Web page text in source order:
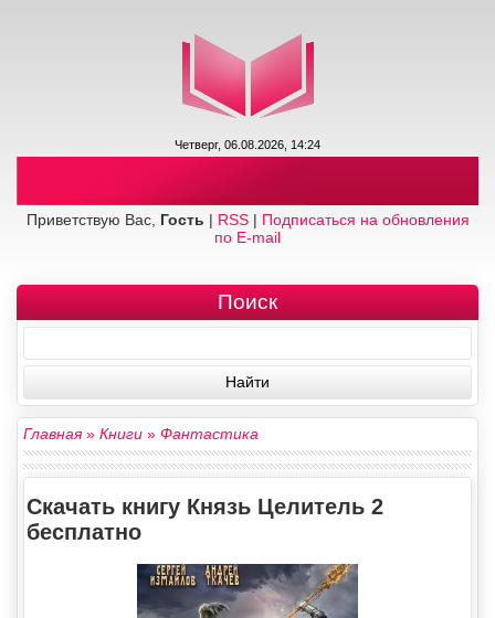
Четверг, 06.08.2026, 14:24
Приветствую Вас, Гость | RSS| Подписаться на обновления
по E-mail
Поиск
Главная» Книги » Фантастика
Скачать книгу Князь Целитель 2
бесплатно